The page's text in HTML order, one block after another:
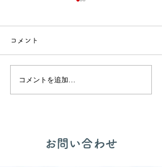
🎂誕生会出し物✨
コメント
コメントを追加…
​お問い合わせ